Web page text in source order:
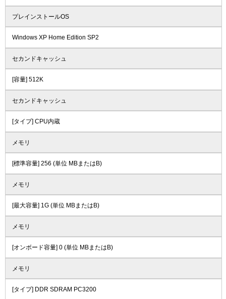
プレインストールOS
Windows XP Home Edition SP2
セカンドキャッシュ
[容量] 512K
セカンドキャッシュ
[タイプ] CPU内蔵
メモリ
[標準容量] 256 (単位 MBまたはB)
メモリ
[最大容量] 1G (単位 MBまたはB)
メモリ
[オンボード容量] 0 (単位 MBまたはB)
メモリ
[タイプ] DDR SDRAM PC3200